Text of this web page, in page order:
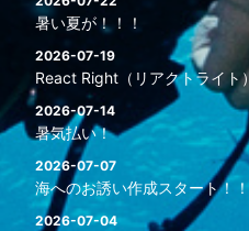
暑い夏が！！！
2026-07-19
React Right（リアクトライト）
2026-07-14
暑気払い！
2026-07-07
海へのお誘い作成スタート！！
2026-07-04